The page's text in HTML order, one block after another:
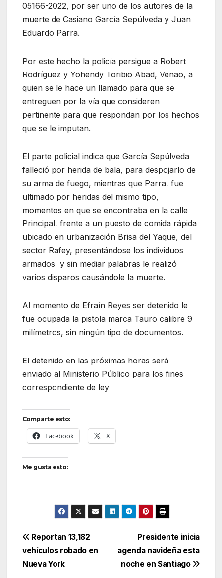
05166-2022, por ser uno de los autores de la
muerte de Casiano García Sepúlveda y Juan
Eduardo Parra.
Por este hecho la policía persigue a Robert
Rodríguez y Yohendy Toribio Abad, Venao, a
quien se le hace un llamado para que se
entreguen por la vía que consideren
pertinente para que respondan por los hechos
que se le imputan.
El parte policial indica que García Sepúlveda
falleció por herida de bala, para despojarlo de
su arma de fuego, mientras que Parra, fue
ultimado por heridas del mismo tipo,
momentos en que se encontraba en la calle
Principal, frente a un puesto de comida rápida
ubicado en urbanización Brisa del Yaque, del
sector Rafey, presentándose los individuos
armados, y sin mediar palabras le realizó
varios disparos causándole la muerte.
Al momento de Efraín Reyes ser detenido le
fue ocupada la pistola marca Tauro calibre 9
milímetros, sin ningún tipo de documentos.
El detenido en las próximas horas será
enviado al Ministerio Público para los fines
correspondiente de ley
Comparte esto:
Facebook X
Me gusta esto:
Navegación
de
Presidente inicia
agenda navideña esta
noche en Santiago
Reportan 13,182
vehículos robado en
Nueva York